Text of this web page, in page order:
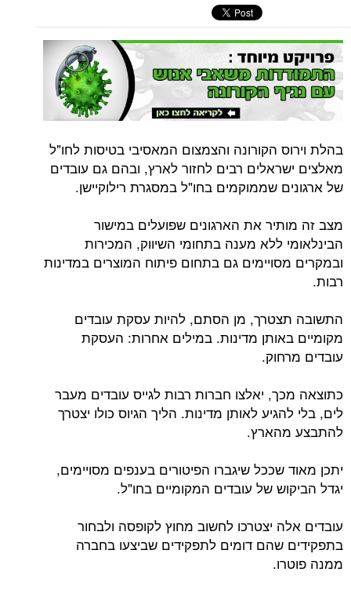
בהלת וירוס הקורונה והצמצום המאסיבי בטיסות לחו"ל
מאלצים ישראלים רבים לחזור לארץ, ובהם גם עובדים
של ארגונים שממוקמים בחו"ל במסגרת רילוקיישן.
מצב זה מותיר את הארגונים שפועלים במישור
הבינלאומי ללא מענה בתחומי השיווק, המכירות
ובמקרים מסויימים גם בתחום פיתוח המוצרים במדינות
רבות.
התשובה תצטרך, מן הסתם, להיות עסקת עובדים
מקומיים באותן מדינות. במילים אחרות: העסקת
עובדים מרחוק.
כתוצאה מכך, יאלצו חברות רבות לגייס עובדים מעבר
לים, בלי להגיע לאותן מדינות. הליך הגיוס כולו יצטרך
להתבצע מהארץ.
יתכן מאוד שככל שיגברו הפיטורים בענפים מסויימים,
יגדל הביקוש של עובדים המקומיים בחו"ל.
עובדים אלה יצטרכו לחשוב מחוץ לקופסה ולבחור
בתפקידים שהם דומים לתפקידים שביצעו בחברה
ממנה פוטרו.